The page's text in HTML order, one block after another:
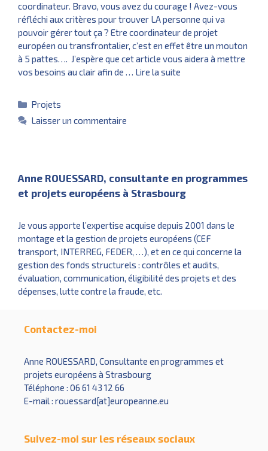
coordinateur. Bravo, vous avez du courage ! Avez-vous
réfléchi aux critères pour trouver LA personne qui va
pouvoir gérer tout ça ? Etre coordinateur de projet
européen ou transfrontalier, c’est en effet être un mouton
à 5 pattes…. J’espère que cet article vous aidera à mettre
vos besoins au clair afin de … Lire la suite
Catégories
Projets
Laisser un commentaire
Anne ROUESSARD, consultante en programmes
et projets européens à Strasbourg
Je vous apporte l’expertise acquise depuis 2001 dans le
montage et la gestion de projets européens (CEF
transport, INTERREG, FEDER, …), et en ce qui concerne la
gestion des fonds structurels : contrôles et audits,
évaluation, communication, éligibilité des projets et des
dépenses, lutte contre la fraude, etc.
Contactez-moi
Anne ROUESSARD, Consultante en programmes et
projets européens à Strasbourg
Téléphone : 06 61 43 12 66
E-mail : rouessard[at]europeanne.eu
Suivez-moi sur les réseaux sociaux